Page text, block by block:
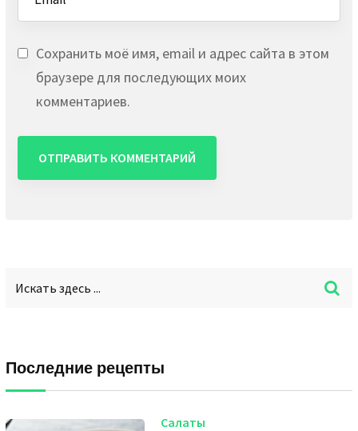
Сохранить моё имя, email и адрес сайта в этом
браузере для последующих моих
комментариев.
Последние рецепты
Салаты